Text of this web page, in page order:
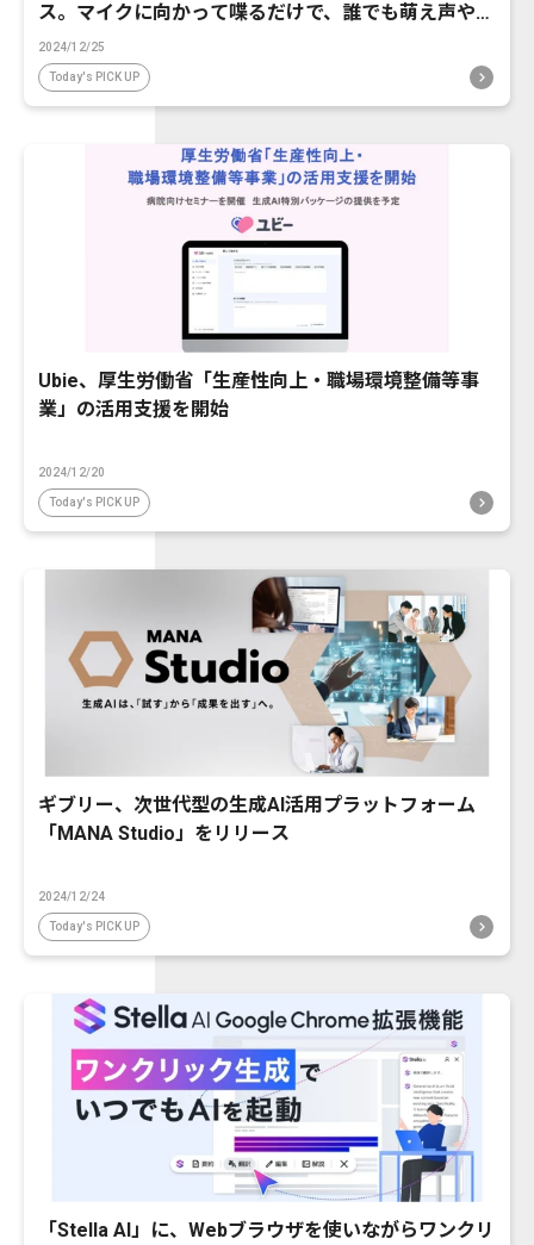
ス。マイクに向かって喋るだけで、誰でも萌え声やイ
ケボ風に音声変換が可能に。
2024/12/25
Today's PICK UP
Ubie、厚生労働省「生産性向上・職場環境整備等事
業」の活用支援を開始
2024/12/20
Today's PICK UP
ギブリー、次世代型の生成AI活用プラットフォーム
「MANA Studio」をリリース
2024/12/24
Today's PICK UP
「Stella AI」に、Webブラウザを使いながらワンクリ